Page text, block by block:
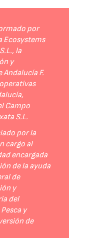
por
Ecosystems
la
y
F.
Campo
S.L.
por la
cargo al
encargada
de la ayuda
de
y
del
y
de